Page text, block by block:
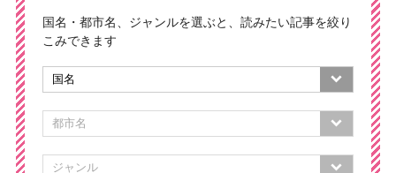
国名・都市名、ジャンルを選ぶと、読みたい記事を絞り
こみできます